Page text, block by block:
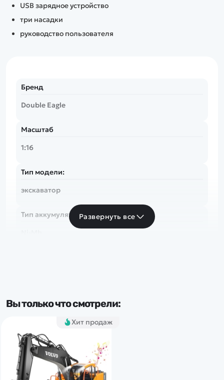
USB зарядное устройство
три насадки
руководство пользователя
Бренд
Double Eagle
Масштаб
1:16
Тип модели:
экскаватор
Тип аккумулятора:Развернуть все
Вы только что смотрели:
Хит продаж